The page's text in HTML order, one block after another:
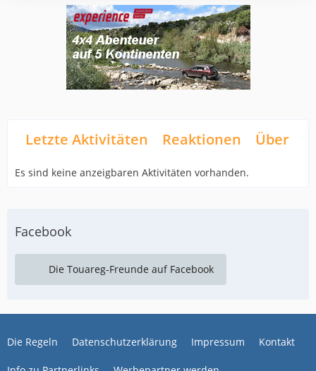
Letzte Aktivitäten Reaktionen Über
Es sind keine anzeigbaren Aktivitäten vorhanden.
Facebook
Die Touareg-Freunde auf Facebook
Die Regeln Datenschutzerklärung Impressum Kontakt